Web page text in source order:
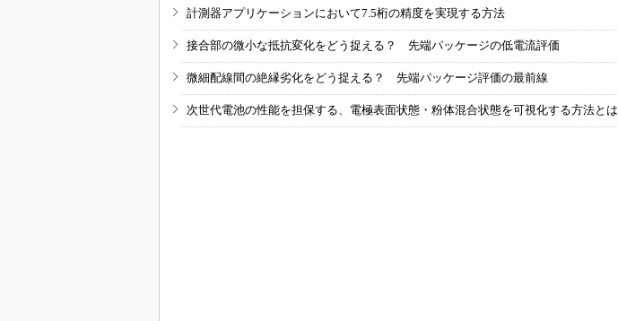
計測器アプリケーションにおいて7.5桁の精度を実現する方法
接合部の微小な抵抗変化をどう捉える？ 先端パッケージの低電流評価
微細配線間の絶縁劣化をどう捉える？ 先端パッケージ評価の最前線
次世代電池の性能を担保する、電極表面状態・粉体混合状態を可視化する方法とは